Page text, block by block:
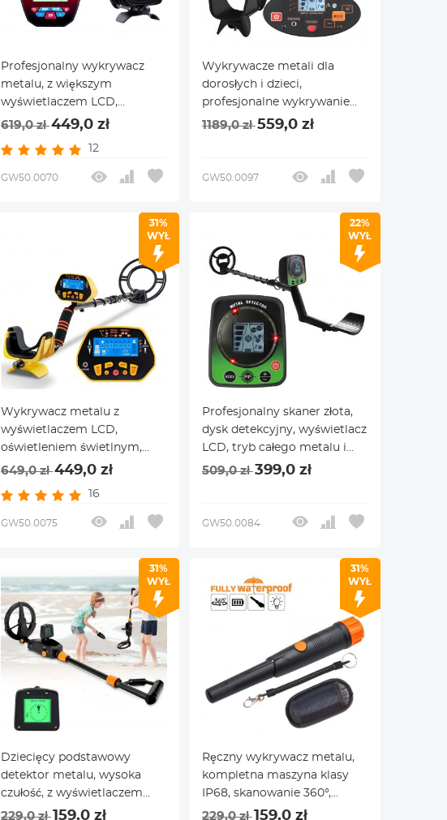
Profesjonalny wykrywacz
metalu, z większym
wyświetlaczem LCD,
wsparcie, z 10-calowym
tryby detekcji
619,0 zł449,0 zł
12
GW50.0070
Wykrywacze metali dla
dorosłych i dzieci,
profesjonalne wykrywanie
złota z wyświetlaczem LCD
1189,0 zł559,0 zł
GW50.0097
31%
WYŁ
Wykrywacz metalu z
wyświetlaczem LCD,
oświetleniem świetlnym,
precyzyjną funkcją
DISC, 10-calowy panel
włączony
649,0 zł449,0 zł
16
GW50.0075
22%
WYŁ
Profesjonalny skaner złota,
dysk detekcyjny, wyświetlacz
LCD, tryb całego metalu i
DISC, dwukolorowy
509,0 zł399,0 zł
GW50.0084
31%
WYŁ
Dziecięcy podstawowy
detektor metalu, wysoka
czułość, z wyświetlaczem
LCD i wskazaniem dźwięku,
229,0 zł159,0 zł
31%
WYŁ
Ręczny wykrywacz metalu,
kompletna maszyna klasy
IP68, skanowanie 360°,
podwodne pozycjonowanie
229,0 zł159,0 zł